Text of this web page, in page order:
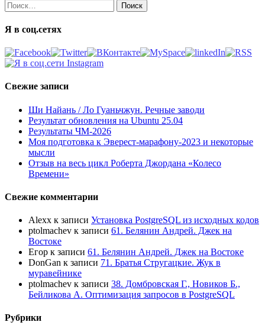
Найти:
Я в соц.сетях
Свежие записи
Ши Найань / Ло Гуаньчжун. Речные заводи
Результат обновления на Ubuntu 25.04
Результаты ЧМ-2026
Моя подготовка к Эверест-марафону-2023 и некоторые
мысли
Отзыв на весь цикл Роберта Джордана «Колесо
Времени»
Свежие комментарии
Alexx к записи Установка PostgreSQL из исходных кодов
ptolmachev к записи 61. Белянин Андрей. Джек на
Востоке
Егор к записи 61. Белянин Андрей. Джек на Востоке
DonGan к записи 71. Братья Стругацкие. Жук в
муравейнике
ptolmachev к записи 38. Домбровская Г., Новиков Б.,
Бейликова А. Оптимизация запросов в PostgreSQL
Рубрики